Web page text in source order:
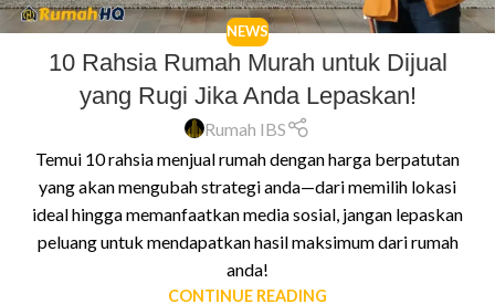
NEWS
10 Rahsia Rumah Murah untuk Dijual
yang Rugi Jika Anda Lepaskan!
Rumah IBS
Temui 10 rahsia menjual rumah dengan harga berpatutan
yang akan mengubah strategi anda—dari memilih lokasi
ideal hingga memanfaatkan media sosial, jangan lepaskan
peluang untuk mendapatkan hasil maksimum dari rumah
anda!
CONTINUE READING